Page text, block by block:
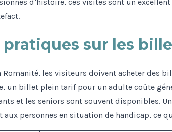
d’histoire, ces visites sont un
sur les
Romanité, les visiteurs doivent acheter des
un billet plein tarif pour un adulte coûte
et les seniors sont souvent disponibles.
aux personnes en situation de handicap, ce